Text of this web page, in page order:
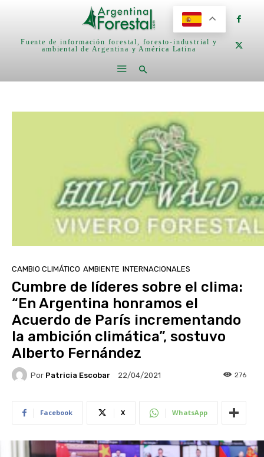
Fuente de información forestal, foresto-industrial y
ambiental de Argentina y América Latina
CAMBIO CLIMÁTICO AMBIENTE INTERNACIONALES
Cumbre de líderes sobre el clima:
“En Argentina honramos el
Acuerdo de París incrementando
la ambición climática”, sostuvo
Alberto Fernández
Por Patricia Escobar 22/04/2021 276
Facebook X WhatsApp